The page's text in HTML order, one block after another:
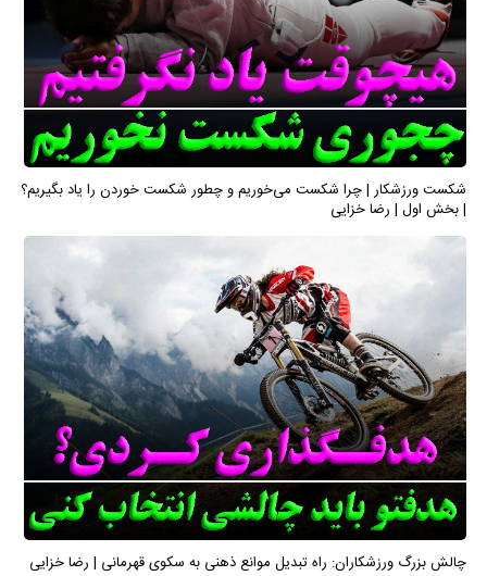
شکست ورزشکار | چرا شکست می‌خوریم و چطور شکست خوردن را یاد بگیریم؟
| بخش اول | رضا خزایی
چالش بزرگ ورزشکاران: راه تبدیل موانع ذهنی به سکوی قهرمانی | رضا خزایی